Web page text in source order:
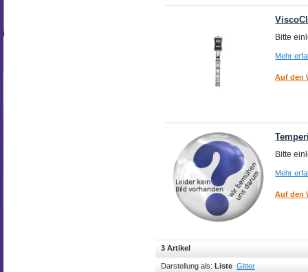
Bitte
Mehr
Auf den
Bitte
Mehr
Auf den
3 Artikel
Darstellung als: Liste Gitter